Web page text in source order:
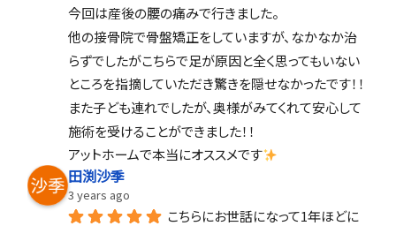
今回は産後の腰の痛みで行きました。
他の接骨院で骨盤矯正をしていますが、なかなか治
らずでしたがこちらで足が原因と全く思ってもいない
ところを指摘していただき驚きを隠せなかったです！！
また子ども連れでしたが、奥様がみてくれて安心して
施術を受けることができました！！
アットホームで本当にオススメです
田渕沙季
3 years ago
こちらにお世話になって1年ほどに